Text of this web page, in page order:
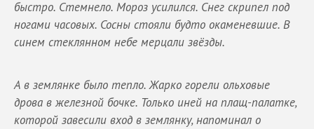
быстро. Стемнело. Мороз усилился. Снег скрипел под
ногами часовых. Сосны стояли будто окаменевшие. В
синем стеклянном небе мерцали звёзды.
А в землянке было тепло. Жарко горели ольховые
дрова в железной бочке. Только иней на плащ-палатке,
которой завесили вход в землянку, напоминал о